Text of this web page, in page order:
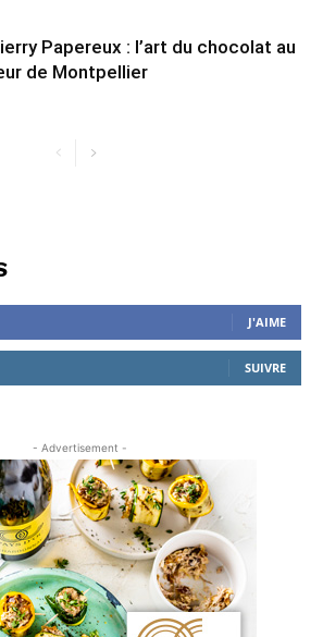
Papereux : l’art du chocolat au
de Montpellier
J'AIME
SUIVRE
- Advertisement -